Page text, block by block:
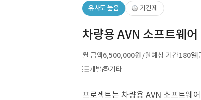
유사도 높음 기간제
차량용 AVN 소프트웨어
월 금액6,500,000원 /월예상 기간180일
개발
기타
프로젝트는 차량용 AVN 소프트웨